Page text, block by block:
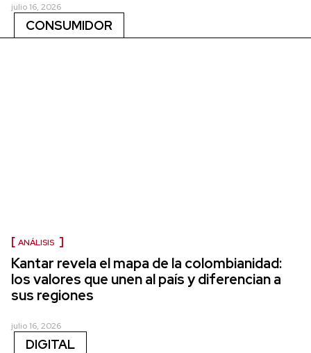
julio 16, 2026
CONSUMIDOR
ANÁLISIS
Kantar revela el mapa de la colombianidad:
los valores que unen al país y diferencian a
sus regiones
julio 16, 2026
DIGITAL